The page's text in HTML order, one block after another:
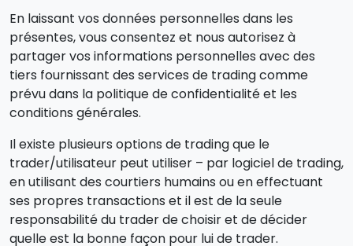
En laissant vos données personnelles dans les
présentes, vous consentez et nous autorisez à
partager vos informations personnelles avec des
tiers fournissant des services de trading comme
prévu dans la politique de confidentialité et les
conditions générales.
Il existe plusieurs options de trading que le
trader/utilisateur peut utiliser – par logiciel de trading,
en utilisant des courtiers humains ou en effectuant
ses propres transactions et il est de la seule
responsabilité du trader de choisir et de décider
quelle est la bonne façon pour lui de trader.